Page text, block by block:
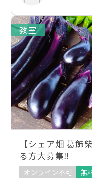
教室
【シェア畑 葛飾
る方大募集‼
オンライン不可
無